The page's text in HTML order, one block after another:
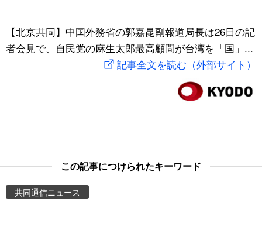
文化
動画/Live
スポーツ・東京2020
【北京共同】中国外務省の郭嘉昆副報道局長は26日の記
者会見で、自民党の麻生太郎最高顧問が台湾を「国」...
記事全文を読む（外部サイト）
この記事につけられたキーワード
共同通信ニュース